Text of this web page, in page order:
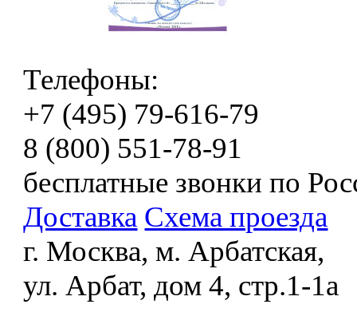
Телефоны:
+7 (495) 79-616-79
8 (800) 551-78-91
бесплатные звонки по
Доставка Схема проезда
г. Москва, м. Арбатская,
ул. Арбат, дом 4, стр.1-1а